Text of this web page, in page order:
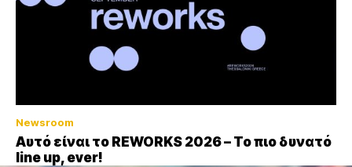
Newsroom
Αυτό είναι το REWORKS 2026 – Το πιο δυνατό
line up, ever!